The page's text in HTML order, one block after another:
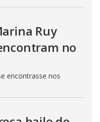
Ruy
no
encontrasse nos